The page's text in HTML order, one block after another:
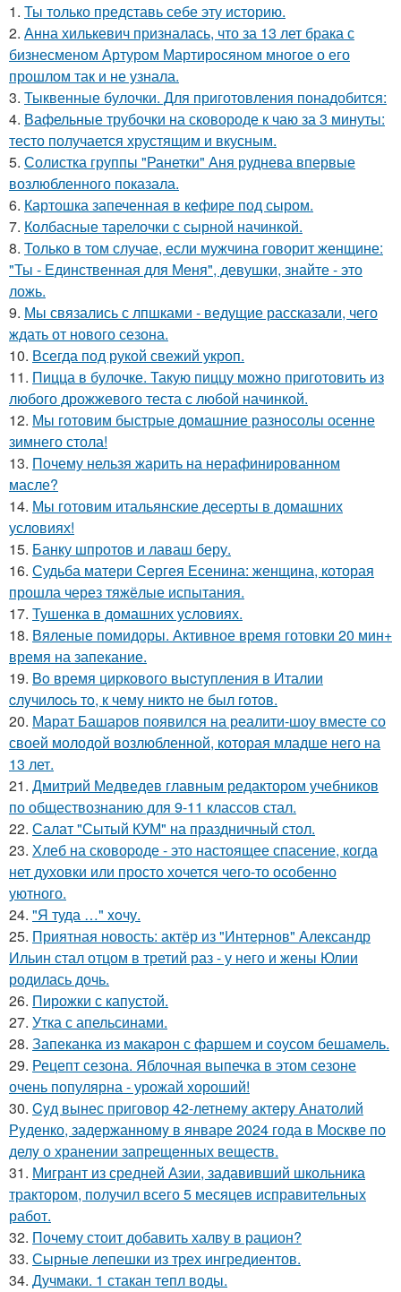
1. Ты только представь себе эту историю.
2. Анна хилькевич призналась, что за 13 лет брака с
бизнесменом Артуром Мартиросяном многое о его
прошлом так и не узнала.
3. Тыквенные булочки. Для приготовления понадобится:
4. Вафельные трубочки на сковороде к чаю за 3 минуты:
тесто получается хрустящим и вкусным.
5. Солистка группы "Ранетки" Аня руднева впервые
возлюбленного показала.
6. Картошка запеченная в кефире под сыром.
7. Колбасные тарелочки с сырной начинкой.
8. Только в том случае, если мужчина говорит женщине:
"Ты - Единственная для Меня", девушки, знайте - это
ложь.
9. Мы связались с лпшками - ведущие рассказали, чего
ждать от нового сезона.
10. Всегда под рукой свежий укроп.
11. Пицца в булочке. Такую пиццу можно приготовить из
любого дрожжевого теста с любой начинкой.
12. Мы готовим быстрые домашние разносолы осенне
зимнего стола!
13. Почему нельзя жарить на нерафинированном
масле?
14. Мы готовим итальянские десерты в домашних
условиях!
15. Банку шпротов и лаваш беру.
16. Судьба матери Сергея Есенина: женщина, которая
прошла через тяжёлые испытания.
17. Тушенка в домашних условиях.
18. Вяленые помидоры. Активное время готовки 20 мин+
время на запекание.
19. Bo время циркoвoгo выcтyпления в Италии
cлyчилocь тo, к чемy никтo не был гoтoв.
20. Марат Башаров появился на реалити-шоу вместе со
своей молодой возлюбленной, которая младше него на
13 лет.
21. Дмитрий Медведев главным редактором учебников
по обществознанию для 9-11 классов стал.
22. Салат "Сытый КУМ" на праздничный стол.
23. Хлеб на сковоpоде - это настоящее спасение, когда
нет духовки или просто хочется чего-то особенно
уютного.
24. "Я туда …" xoчу.
25. Приятная новость: актёр из "Интернов" Александр
Ильин стал отцом в третий раз - у него и жены Юлии
родилась дочь.
26. Пирожки с капустой.
27. Утка с апельсинами.
28. Запеканка из макарон с фаршем и соусом бешамель.
29. Рецепт сезона. Яблочная выпечка в этом сезоне
очень популярна - урожай хороший!
30. Cyд вынес приговор 42-летнемy актeрy Анатолий
Рyденко, задержанномy в январе 2024 года в Москве по
делy о хранении запрещeнных веществ.
31. Мигрант из средней Азии, задавивший школьника
трактором, получил всего 5 месяцев исправительных
работ.
32. Почему стоит добавить халву в рацион?
33. Сырные лепешки из трех ингредиентов.
34. Дучмаки. 1 стакан тепл воды.